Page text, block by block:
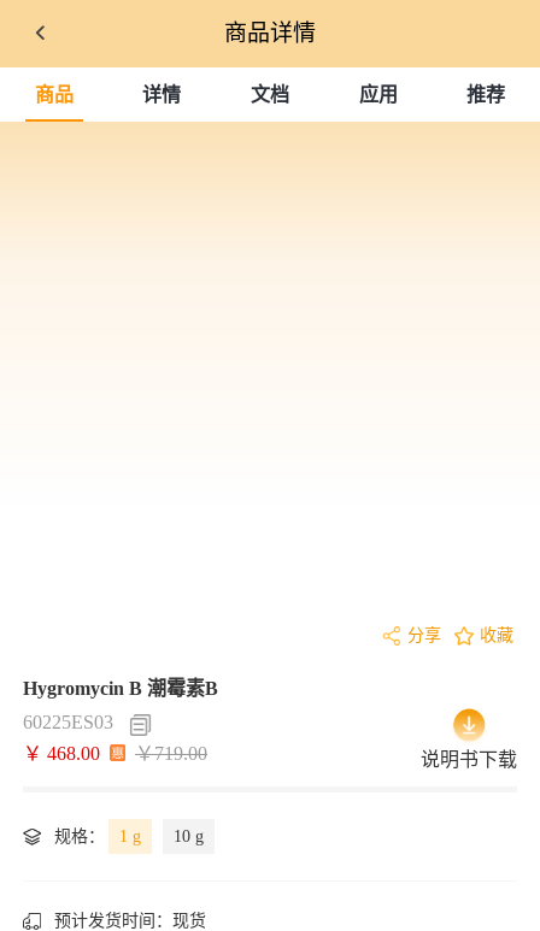
商品详情
商品 详情 文档 应用 推荐
分享 收藏
Hygromycin B 潮霉素B
60225ES03
￥ 468.00
￥719.00 说明书下载
规格： 1 g 10 g
预计发货时间： 现货